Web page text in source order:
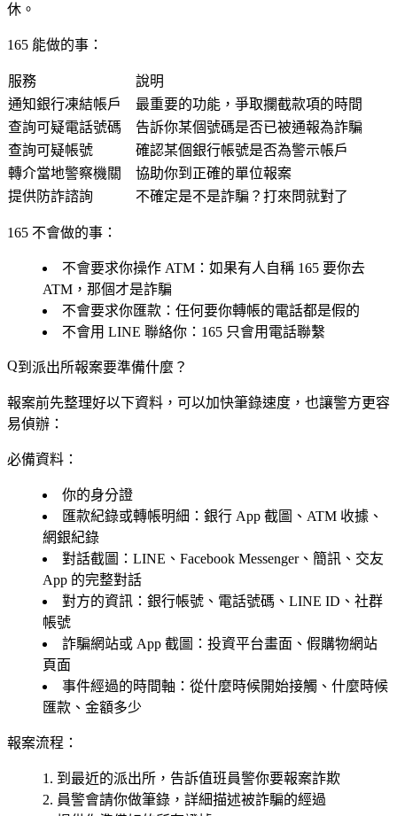
休 。
165 能做的事：
服務
說明
通知銀行凍結帳戶
最重要的功能，爭取攔截款項的時間
查詢可疑電話號碼
告訴你某個號碼是否已被通報為詐騙
查詢可疑帳號
確認某個銀行帳號是否為警示帳戶
轉介當地警察機關
協助你到正確的單位報案
提供防詐諮詢
不確定是不是詐騙？打來問就對了
165 不會做的事：
不會要求你操作 ATM ：如果有人自稱 165 要你去
ATM，那個才是詐騙
不會要求你匯款 ：任何要你轉帳的電話都是假的
不會用 LINE 聯絡你 ：165 只會用電話聯繫
到派出所報案要準備什麼？
報案前先整理好以下資料，可以加快筆錄速度，也讓警方更容
易偵辦：
必備資料：
你的身分證
匯款紀錄或轉帳明細 ：銀行 App 截圖、ATM 收據、
網銀紀錄
對話截圖 ：LINE、Facebook Messenger、簡訊、交友
App 的完整對話
對方的資訊 ：銀行帳號、電話號碼、LINE ID、社群
帳號
詐騙網站或 App 截圖 ：投資平台畫面、假購物網站
頁面
事件經過的時間軸 ：從什麼時候開始接觸、什麼時候
匯款、金額多少
報案流程：
到最近的派出所，告訴值班員警你要報案詐欺
員警會請你做筆錄，詳細描述被詐騙的經過